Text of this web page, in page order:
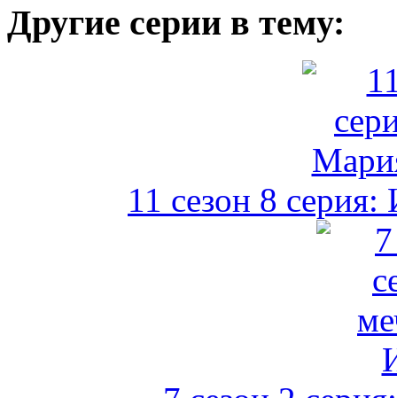
Другие серии в тему:
11 сезон 8